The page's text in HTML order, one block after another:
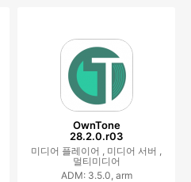
OwnTone
28.2.0.r03
미디어 플레이어 , 미디어 서버 ,
멀티미디어
ADM: 3.5.0, arm